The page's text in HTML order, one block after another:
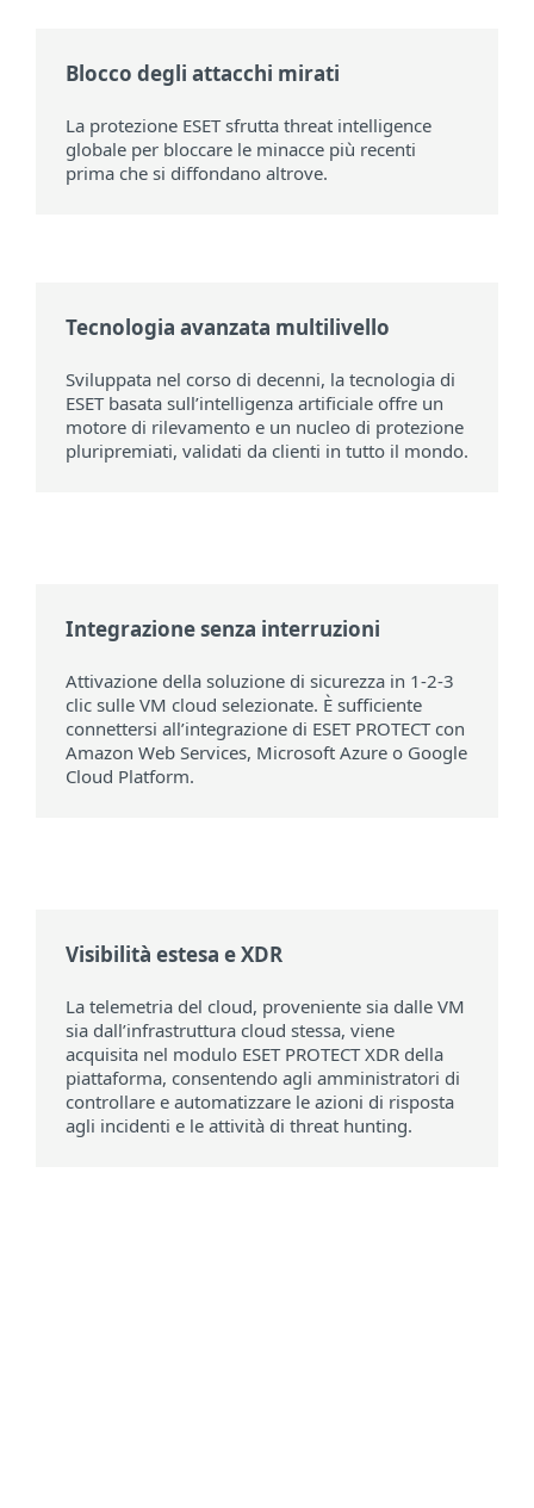
Blocco degli attacchi mirati
La protezione ESET sfrutta threat intelligence
globale per bloccare le minacce più recenti
prima che si diffondano altrove.
Tecnologia avanzata multilivello
Sviluppata nel corso di decenni, la tecnologia di
ESET basata sull’intelligenza artificiale offre un
motore di rilevamento e un nucleo di protezione
pluripremiati, validati da clienti in tutto il mondo.
Integrazione senza interruzioni
Attivazione della soluzione di sicurezza in 1-2-3
clic sulle VM cloud selezionate. È sufficiente
connettersi all’integrazione di ESET PROTECT con
Amazon Web Services, Microsoft Azure o Google
Cloud Platform.
Visibilità estesa e XDR
La telemetria del cloud, proveniente sia dalle VM
sia dall’infrastruttura cloud stessa, viene
acquisita nel modulo ESET PROTECT XDR della
piattaforma, consentendo agli amministratori di
controllare e automatizzare le azioni di risposta
agli incidenti e le attività di threat hunting.